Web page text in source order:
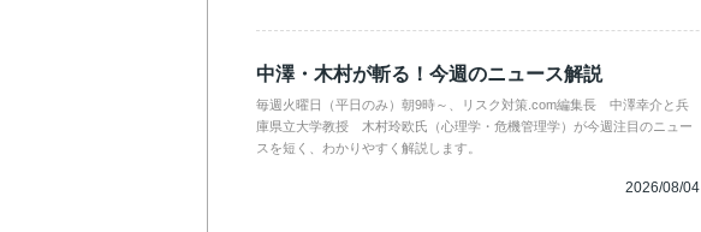
中澤・木村が斬る！今週のニュース解説
毎週火曜日（平日のみ）朝9時～、リスク対策.com編集長 中澤幸介と兵
庫県立大学教授 木村玲欧氏（心理学・危機管理学）が今週注目のニュー
スを短く、わかりやすく解説します。
2026/08/04